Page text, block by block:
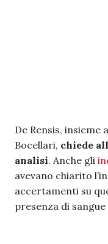
De Rensis, insieme
Bocellari, chiede
analisi. Anche gli
avevano chiarito
accertamenti su
presenza di